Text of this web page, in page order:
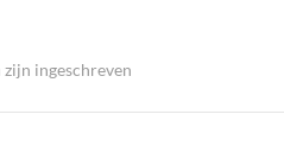
zijn ingeschreven